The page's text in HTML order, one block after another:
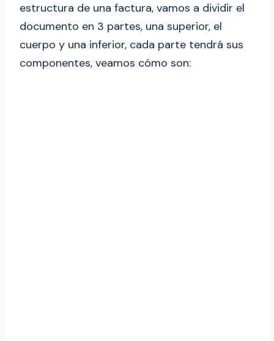
estructura de una factura, vamos a dividir el
documento en 3 partes, una superior, el
cuerpo y una inferior, cada parte tendrá sus
componentes, veamos cómo son: